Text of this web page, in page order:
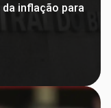
inflação para